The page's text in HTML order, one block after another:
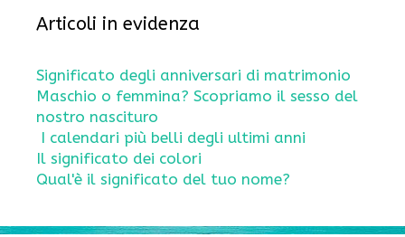
Articoli in evidenza
Significato degli anniversari di matrimonio
Maschio o femmina? Scopriamo il sesso del
nostro nascituro
I calendari più belli degli ultimi anni
Il significato dei colori
Qual'è il significato del tuo nome?